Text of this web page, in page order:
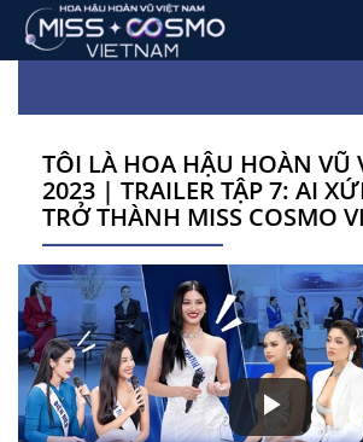
TÔI LÀ HOA HẬU HOÀN VŨ
2023 | TRAILER TẬP 7: AI
TRỞ THÀNH MISS COSMO
Play